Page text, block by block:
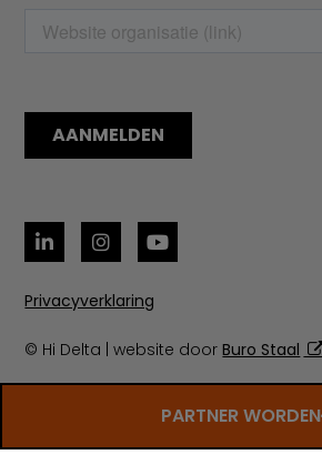
© Hi Delta | website doorBuro Staal
Privacyverklaring
PARTNER WORDEN